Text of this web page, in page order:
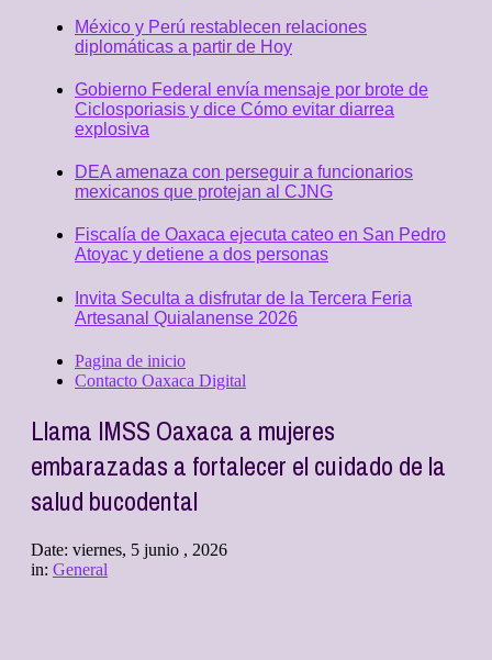
México y Perú restablecen relaciones
diplomáticas a partir de Hoy
Gobierno Federal envía mensaje por brote de
Ciclosporiasis y dice Cómo evitar diarrea
explosiva
DEA amenaza con perseguir a funcionarios
mexicanos que protejan al CJNG
Fiscalía de Oaxaca ejecuta cateo en San Pedro
Atoyac y detiene a dos personas
Invita Seculta a disfrutar de la Tercera Feria
Artesanal Quialanense 2026
Pagina de inicio
Contacto Oaxaca Digital
Llama IMSS Oaxaca a mujeres
embarazadas a fortalecer el cuidado de la
salud bucodental
Date: viernes, 5 junio , 2026
in: General